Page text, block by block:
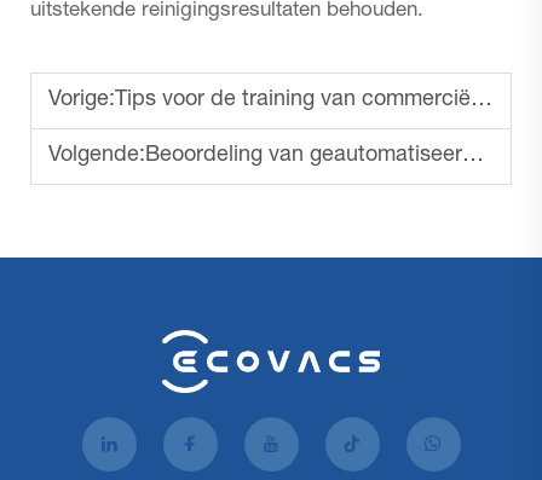
uitstekende reinigingsresultaten behouden.
Vorige: Tips voor de training van commerciële vloerreinigingsmachines
Volgende:Beoordeling van geautomatiseerde commerciële vloerreinigingsmachine